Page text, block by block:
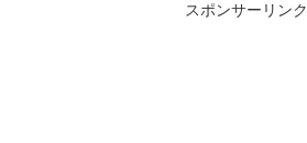
スポンサーリンク